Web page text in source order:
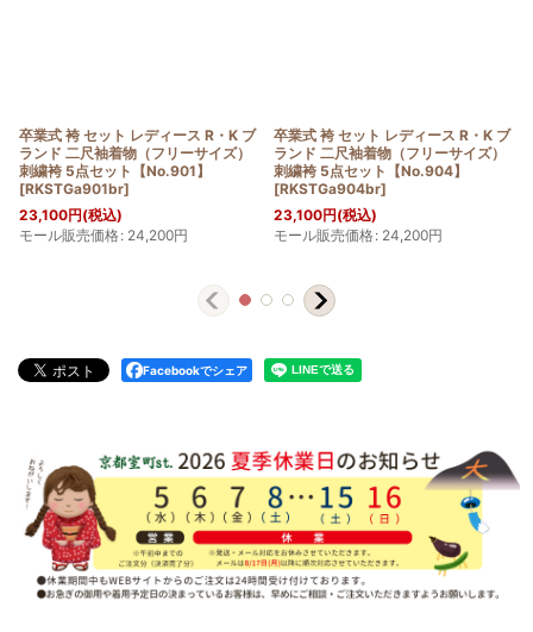
卒業式 袴 セット レディース R・K ブ
ランド 二尺袖着物（フリーサイズ）
刺繍袴 5点セット【No.901】
[RKSTGa901br]
23,100円(税込)
モール販売価格: 24,200円
卒業式 袴 セット レディース R・K ブ
ランド 二尺袖着物（フリーサイズ）
刺繍袴 5点セット【No.904】
[RKSTGa904br]
23,100円(税込)
モール販売価格: 24,200円
Facebookでシェア